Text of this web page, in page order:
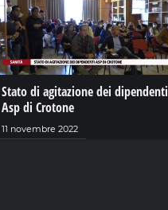
01 aprile 2022
Stato di agitazione dei dipendenti
Asp di Crotone
11 novembre 2022